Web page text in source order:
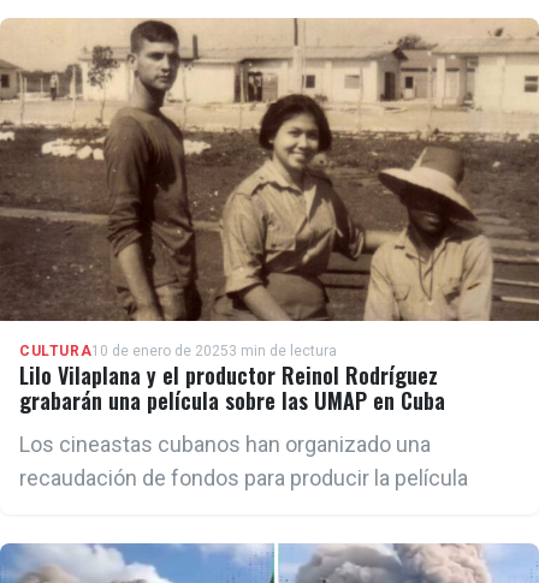
CULTURA10 de enero de 20253 min de lectura
Lilo Vilaplana y el productor Reinol Rodríguez
grabarán una película sobre las UMAP en Cuba
Los cineastas cubanos han organizado una
recaudación de fondos para producir la película